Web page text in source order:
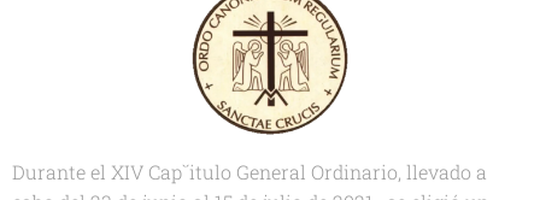
Durante el XIV Cap`´itulo General Ordinario, llevado a